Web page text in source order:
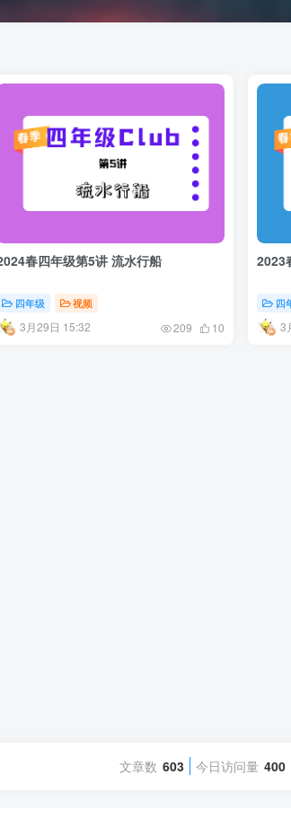
春四年级第5讲 流水行船
四年级 视频
3月29日 15:32 209 10
2023
四
3
文章数 603 今日访问量 400